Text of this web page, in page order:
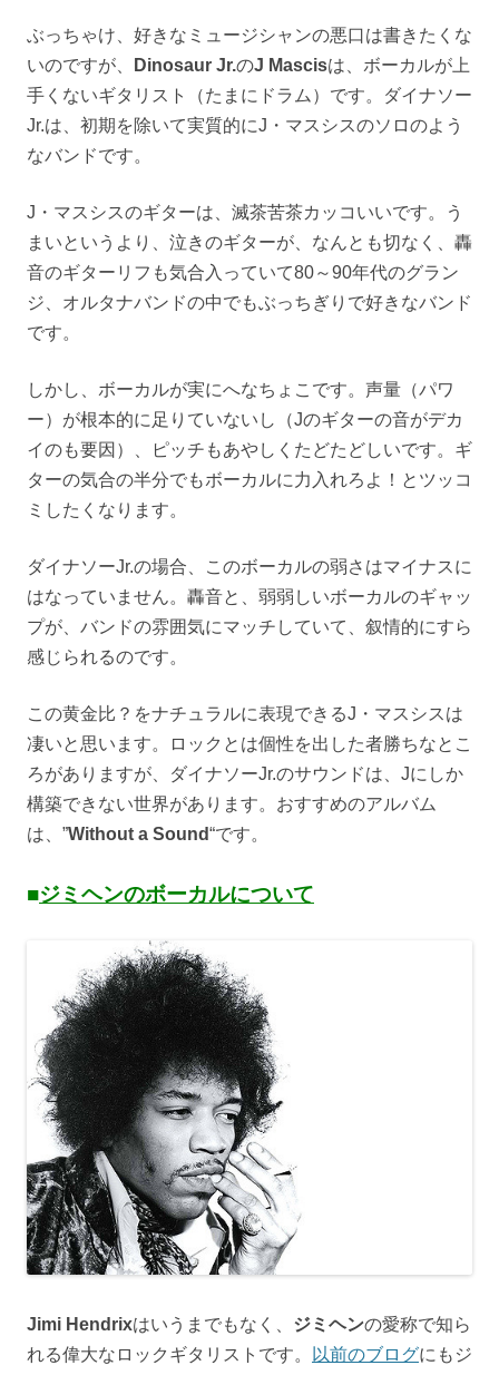
ぶっちゃけ、好きなミュージシャンの悪口は書きたくな
いのですが、
Dinosaur Jr.のJ Mascisは、ボーカルが上
手くないギタリスト（たまにドラム）です。ダイナソー
Jr.は、初期を除いて実質的にJ・マスシスのソロのよう
なバンドです。
J・マスシスのギターは、滅茶苦茶カッコいいです。う
まいというより、泣きのギターが、なんとも切なく、轟
音のギターリフも気合入っていて80～90年代のグラン
ジ、オルタナバンドの中でもぶっちぎりで好きなバンド
です。
しかし、ボーカルが実にへなちょこです。声量（パワ
ー）が根本的に足りていないし（Jのギターの音がデカ
イのも要因）、ピッチもあやしくたどたどしいです。ギ
ターの気合の半分でもボーカルに力入れろよ！とツッコ
ミしたくなります。
ダイナソーJr.の場合、このボーカルの弱さはマイナスに
はなっていません。轟音と、弱弱しいボーカルのギャッ
プが、バンドの雰囲気にマッチしていて、叙情的にすら
感じられるのです。
この黄金比？をナチュラルに表現できるJ・マスシスは
凄いと思います。ロックとは個性を出した者勝ちなとこ
ろがありますが、ダイナソーJr.のサウンドは、Jにしか
構築できない世界があります。おすすめのアルバム
は、”Without a Sound“です。
■ジミヘンのボーカルについて
Jimi Hendrixはいうまでもなく、 ジミヘンの愛称で知ら
れる偉大なロックギタリストです。 以前のブログにもジ